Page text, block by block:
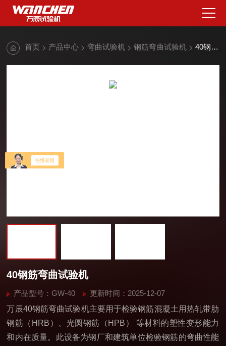
首页 产品中心 弯曲试验机 钢筋弯曲试验机 40钢筋弯曲试验机
40钢筋弯曲试验机
产品型号：GW-40
更新时间：2025-12-07
万辰40钢筋弯曲试验机主要用于检验钢筋混凝土用热轧带肋
钢筋（HRB）、光圆钢筋（HPB） 等材料的塑性变形能力
和内在质量。此设备为钢厂和建筑单位检验钢筋的弯曲性能